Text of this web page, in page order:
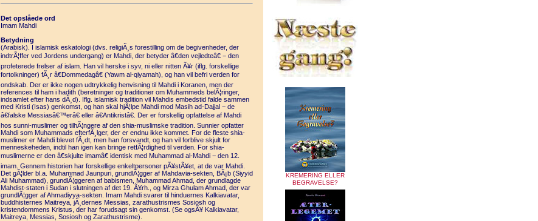
Det opslåede ord
Imam Mahdi
Betydning
(Arabisk). I islamisk eskatologi (dvs. religiÃ¸s forestilling om de begivenheder, der
indtrÃ¦ffer ved Jordens undergang) er Mahdi, der betyder â€den vejledteâ€ − den
profeterede frelser af islam. Han vil herske i syv, ni eller nitten Ã¥r (iflg. forskellige
fortolkninger) fÃ¸r â€Dommedagâ€ (Yawm al-qiyamah), og han vil befri verden for
ondskab. Der er ikke nogen udtrykkelig henvisning til Mahdi i Koranen, men der
references til ham i hadith (beretninger og traditioner om Muhammeds belÃ¦ringer,
indsamlet efter hans dÃ¸d). Iflg. islamisk tradition vil Mahdis embedstid falde sammen
med Kristi (Isas) genkomst, og han skal hjÃ¦lpe Mahdi mod Masih ad-Dajjal − de
â€falske Messiasâ€™erâ€ eller â€Antikristâ€. Der er forskellig opfattelse af Mahdi
hos sunni-muslimer og tilhÃ¦ngere af den shia-muslimske tradition. Sunnier opfatter
Mahdi som Muhammads efterfÃ¸lger, der er endnu ikke kommet. For de fleste shia-
muslimer er Mahdi blevet fÃ¸dt, men han forsvandt, og han vil forblive skjult for
menneskeheden, indtil han igen kan bringe retfÃ¦rdighed til verden. For shia-
muslimerne er den â€skjulte imamâ€ identisk med Muhammad al-Mahdi − den 12.
imam. Gennem historien har forskellige enkeltpersoner pÃ¥stÃ¥et, at de var Mahdi.
Det gÃ¦lder bl.a. Muhammad Jaunpuri, grundlÃ¦gger af Mahdavia-sekten, BÃ¡b (Siyyid
Ali Muhammad), grundlÃ¦ggeren af babismen, Muhammad Ahmad, der grundlagde
Mahdist-staten i Sudan i slutningen af det 19. Ã¥rh., og Mirza Ghulam Ahmad, der var
grundlÃ¦gger af Ahmadiyya-sekten. Imam Mahdi svarer til hinduernes Kalkiavatar,
buddhisternes Maitreya, jÃ¸dernes Messias, zarathustrismes Sosiosh og
kristendommens Kristus, der har forudsagt sin genkomst. (Se ogsÃ¥ Kalkiavatar,
Maitreya, Messias, Sosiosh og Zarathustrisme).
KREMERING ELLER
BEGRAVELSE?